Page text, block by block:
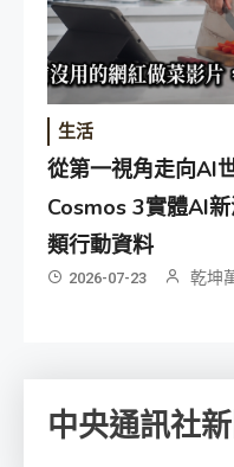
生活
從第一視角走向AI
Cosmos 3實體AI
類行動資料
2026-07-23 乾坤
中央通訊社